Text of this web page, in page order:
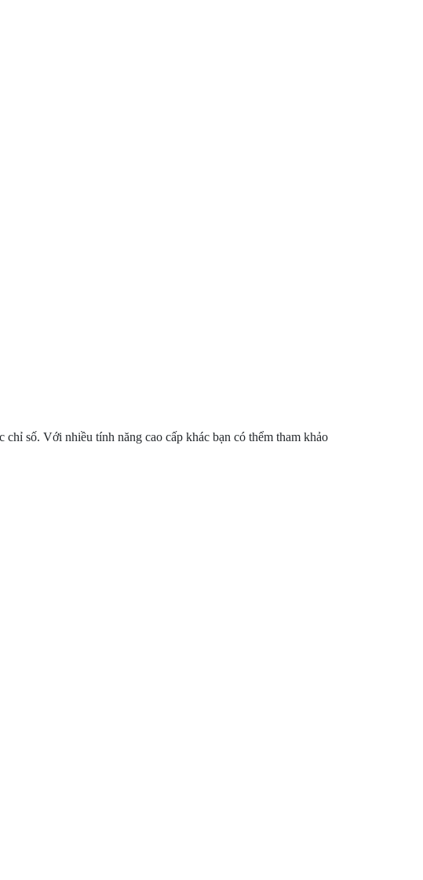
số. Với nhiều tính năng cao cấp khác bạn có thểm tham khảo